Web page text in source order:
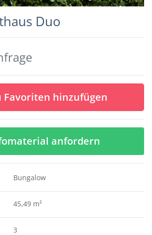
Duo
Favoriten hinzufügen
anfordern
Bungalow
45,49 m²
3